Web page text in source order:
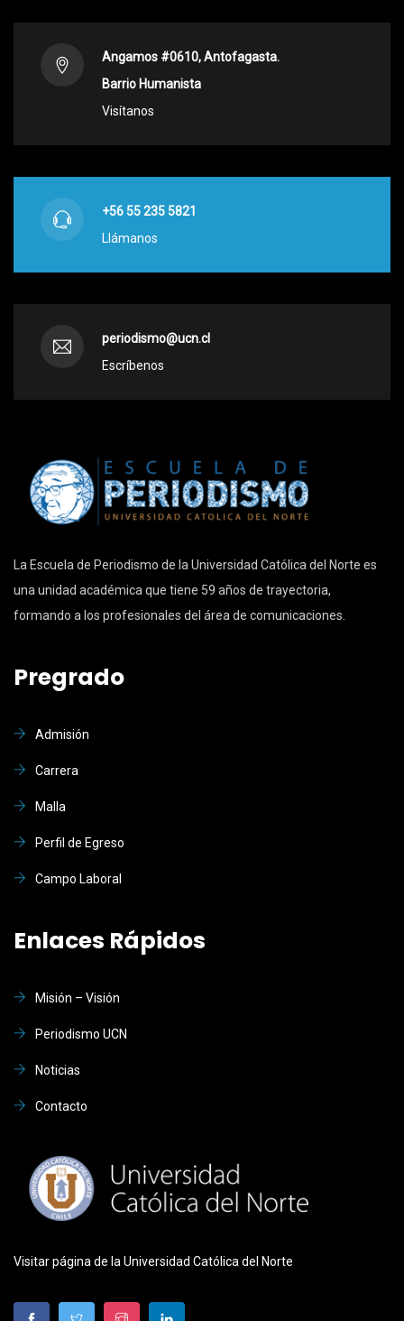
Angamos #0610, Antofagasta.
Barrio Humanista
Visítanos
+56 55 235 5821
Llámanos
periodismo@ucn.cl
Escríbenos
La Escuela de Periodismo de la Universidad Católica del Norte es
una unidad académica que tiene 59 años de trayectoria,
formando a los profesionales del área de comunicaciones.
Pregrado
Admisión
Carrera
Malla
Perfil de Egreso
Campo Laboral
Enlaces Rápidos
Misión – Visión
Periodismo UCN
Noticias
Contacto
Visitar página de la Universidad Católica del Norte